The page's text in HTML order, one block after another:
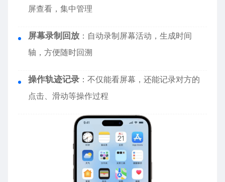
屏查看，集中管理
屏幕录制回放 ：自动录制屏幕活动，生成时间
轴，方便随时回溯
操作轨迹记录 ：不仅能看屏幕，还能记录对方的
点击、滑动等操作过程